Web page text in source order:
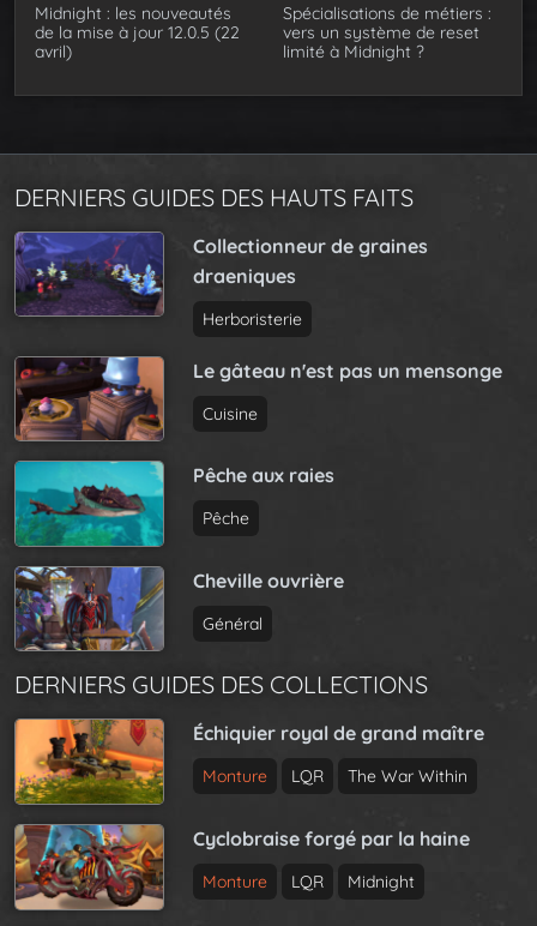
Midnight : les nouveautés
de la mise à jour 12.0.5 (22
avril)
Spécialisations de métiers :
vers un système de reset
limité à Midnight ?
DERNIERS GUIDES DES HAUTS FAITS
Collectionneur de graines
draeniques
Herboristerie
Le gâteau n'est pas un mensonge
Cuisine
Pêche aux raies
Pêche
Cheville ouvrière
Général
DERNIERS GUIDES DES COLLECTIONS
Échiquier royal de grand maître
Monture LQR The War Within
Cyclobraise forgé par la haine
Monture LQR Midnight